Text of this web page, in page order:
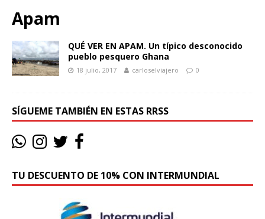
Apam
QUÉ VER EN APAM. Un típico desconocido
pueblo pesquero Ghana
18 julio, 2017 carloselviajero 0
SÍGUEME TAMBIÉN EN ESTAS RRSS
TU DESCUENTO DE 10% CON INTERMUNDIAL